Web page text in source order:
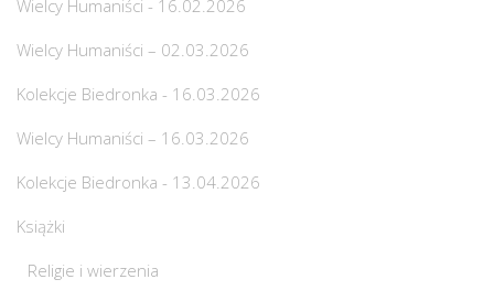
Wielcy Humaniści - 16.02.2026
Wielcy Humaniści – 02.03.2026
Kolekcje Biedronka - 16.03.2026
Wielcy Humaniści – 16.03.2026
Kolekcje Biedronka - 13.04.2026
Książki
Religie i wierzenia